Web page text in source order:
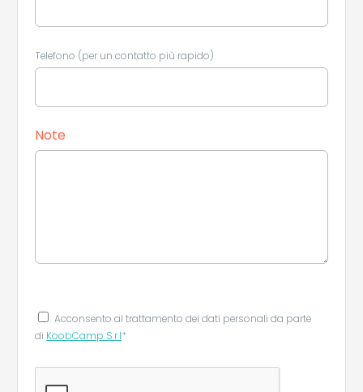
Telefono (per un contatto più rapido)
Note
Acconsento al trattamento dei dati personali da parte
di KoobCamp S.r.l*